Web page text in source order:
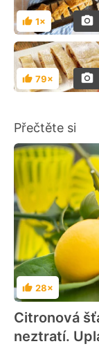
Hodnocení
1×
Hodnocení
79×
Přečtěte si
Hodnocení
28×
Citronová
neztratí.